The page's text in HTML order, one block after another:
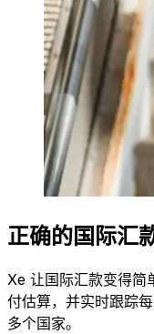
正确的国际汇
Xe 让国际汇款变得简
付估算，并实时跟踪
多个国家。